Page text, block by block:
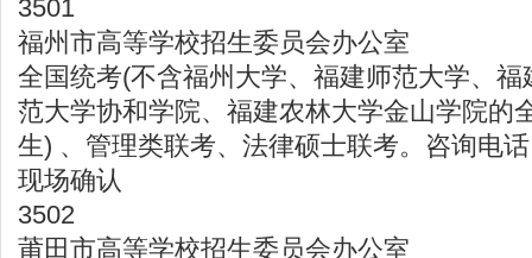
3501
福州市高等学校招生委员会办公室
全国统考(不含福州大学、福建师范大学、
范大学协和学院、福建农林大学金山学院的
生) 、管理类联考、法律硕士联考。咨询电
现场确认
3502
莆田市高等学校招生委员会办公室